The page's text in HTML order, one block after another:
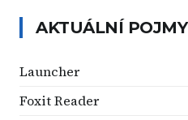
AKTUÁLNÍ POJMY
Launcher
Foxit Reader